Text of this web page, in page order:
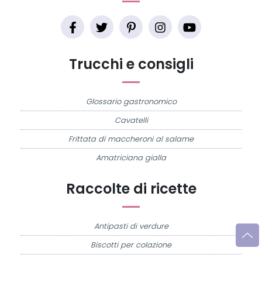
Raccolte di ricette
Antipasti di verdure
Biscotti per colazione
Trucchi e consigli
Glossario gastronomico
Cavatelli
Frittata di maccheroni al salame
Amatriciana gialla